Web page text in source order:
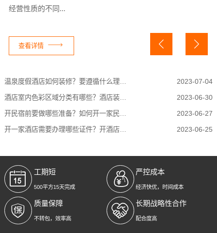
经营性质的不同...
查看详情
温泉度假酒店如何装修？要遵循什么理念？ 2023-07-04
酒店室内色彩区域分类有哪些？酒店装修的色... 2023-06-30
2023-06-27
开一家酒店需要办理哪些证件？开酒店所需证... 2023-06-25
工期短
500平方15天完成
严控成本
经济快优，时间成本
质量保障
不转包，效率高
长期战略性合作
配合度高